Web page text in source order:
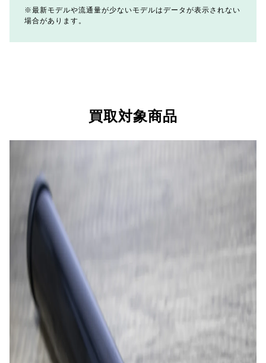
最新モデルや流通量が少ないモデルはデータが表示されない
場合があります。
買取対象商品